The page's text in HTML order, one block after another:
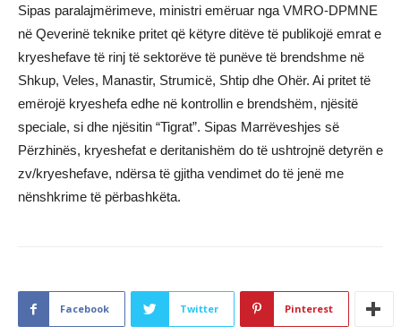
Sipas paralajmërimeve, ministri emëruar nga VMRO-DPMNE
në Qeverinë teknike pritet që këtyre ditëve të publikojë emrat e
kryeshefave të rinj të sektorëve të punëve të brendshme në
Shkup, Veles, Manastir, Strumicë, Shtip dhe Ohër. Ai pritet të
emërojë kryeshefa edhe në kontrollin e brendshëm, njësitë
speciale, si dhe njësitin “Tigrat”. Sipas Marrëveshjes së
Përzhinës, kryeshefat e deritanishëm do të ushtrojnë detyrën e
zv/kryeshefave, ndërsa të gjitha vendimet do të jenë me
nënshkrime të përbashkëta.
Facebook Twitter Pinterest